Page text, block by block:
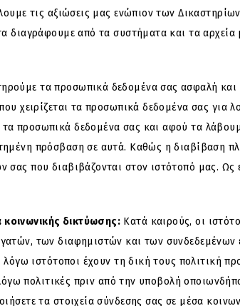
τις αξιώσεις μας ενώπιον των
διαγράφουμε από τα συστήματα και τα
τα προσωπικά δεδομένα σας ασφαλή
χειρίζεται τα προσωπικά δεδομένα σας για
προσωπικά δεδομένα σας και αφού τα
πρόσβαση σε αυτά. Καθώς η διαβίβαση
που διαβιβάζονται στον ιστότοπό μας.
δικτύωσης: Κατά καιρούς, οι
των διαφημιστών και των συνδεδεμένων
ιστότοποι έχουν τη δική τους πολιτική
πολιτικές πριν από την υποβολή
τα στοιχεία σύνδεσης σας σε μέσα